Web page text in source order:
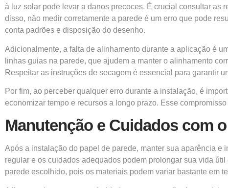
à luz solar pode levar a danos precoces. É crucial consultar as
disso, não medir corretamente a parede é um erro que pode
conta padrões e disposição do desenho.
Adicionalmente, a falta de alinhamento durante a aplicação é
linhas guias na parede, que ajudem a manter o alinhamento
Respeitar as instruções de secagem é essencial para garantir
Por fim, ao perceber qualquer erro durante a instalação, é
economizar tempo e recursos a longo prazo. Esse
Manutenção e Cuidados com
Após a instalação do papel de parede, manter sua aparência e
regular e os cuidados adequados podem prolongar sua vida
parede escolhido, pois os materiais podem variar bastante em